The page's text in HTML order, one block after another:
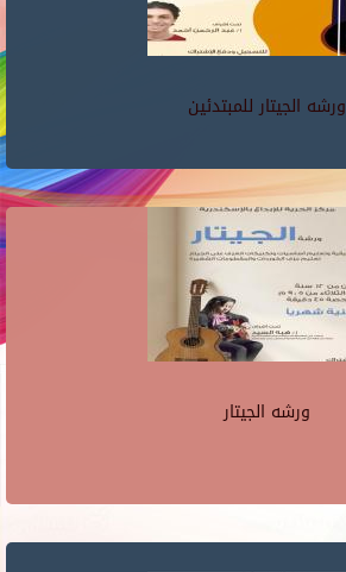
ورشه الجيتار للمبتدئين
ورشه الجيتار